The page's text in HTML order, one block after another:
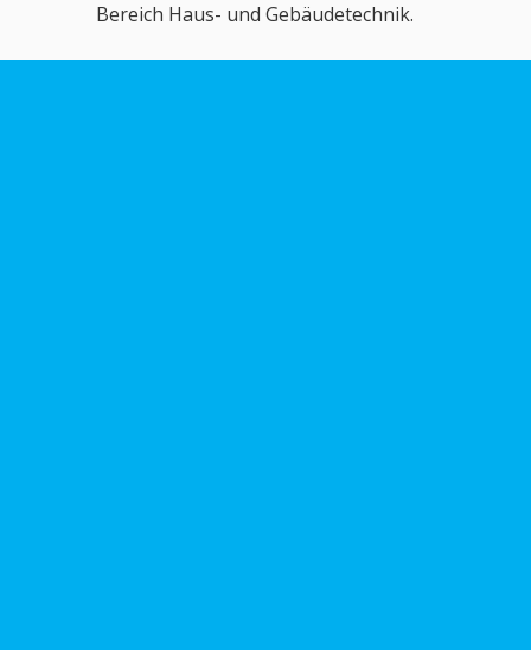
Bereich Haus- und Gebäudetechnik.